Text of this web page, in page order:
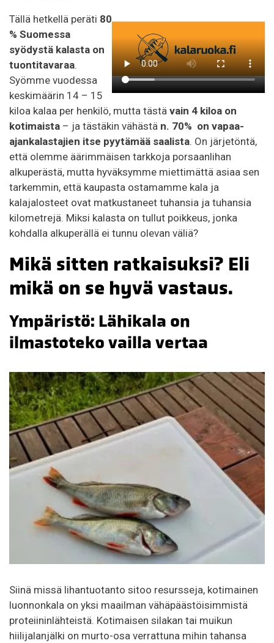
Tällä hetkellä peräti 80
% Suomessa
syödystä kalasta on
tuontitavaraa.
Syömme vuodessa
keskimäärin 14 – 15
kiloa kalaa per henkilö, mutta tästä vain 4 kiloa on
kotimaista – ja tästäkin vähästä n. 70% on vapaa-
ajankalastajien itse pyytämää saalista. On järjetöntä,
että olemme äärimmäisen tarkkoja porsaanlihan
alkuperästä, mutta hyväksymme miettimättä asiaa sen
tarkemmin, että kaupasta ostamamme kala ja
kalajalosteet ovat matkustaneet tuhansia ja tuhansia
kilometrejä. Miksi kalasta on tullut poikkeus, jonka
kohdalla alkuperällä ei tunnu olevan väliä?
Mikä sitten ratkaisuksi? Eli
mikä on se hyvä vastaus.
Ympäristö: Lähikala on
ilmastoteko vailla vertaa
Siinä missä lihantuotanto sitoo resursseja, kotimainen
luonnonkala on yksi maailman vähäpäästöisimmistä
proteiininlähteistä. Kotimaisen silakan tai muikun
hiilijalanjälki on murto-osa verrattuna mihin tahansa